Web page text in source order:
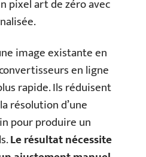
pixel art de zéro avec
image existante en
en ligne
rapide. Ils réduisent
résolution d’une
pour produire un
Le résultat nécessite